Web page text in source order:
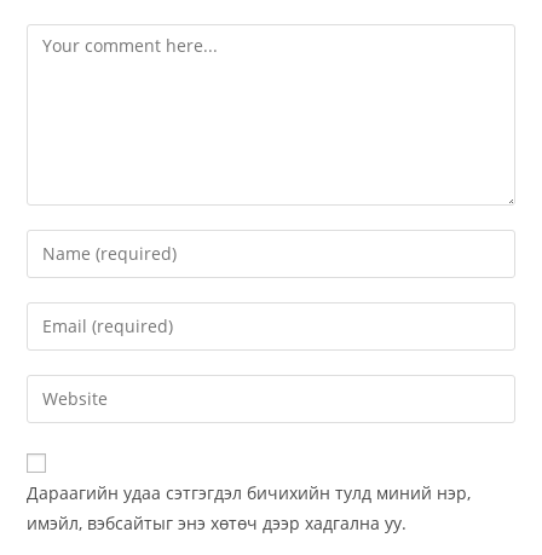
Дараагийн удаа сэтгэгдэл бичихийн тулд миний нэр,
имэйл, вэбсайтыг энэ хөтөч дээр хадгална уу.